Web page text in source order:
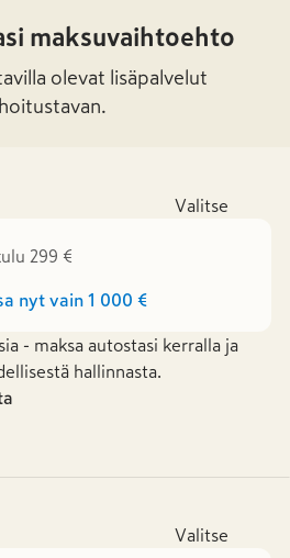
maksuvaihtoehto
olevat lisäpalvelut
Valitse
299 €
nyt vain 1 000 €
- maksa autostasi kerralla ja
hallinnasta.
Valitse